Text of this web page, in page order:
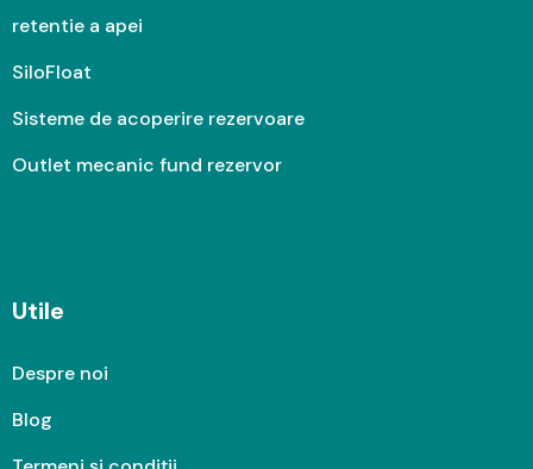
retentie a apei
SiloFloat
Sisteme de acoperire rezervoare
Outlet mecanic fund rezervor
Utile
Despre noi
Blog